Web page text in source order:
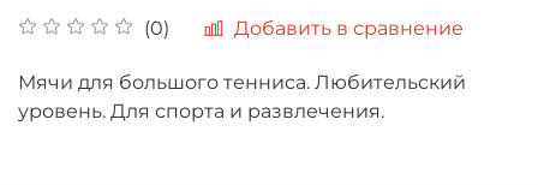
(0) Добавить в сравнение
Мячи для большого тенниса. Любительский
уровень. Для спорта и развлечения.